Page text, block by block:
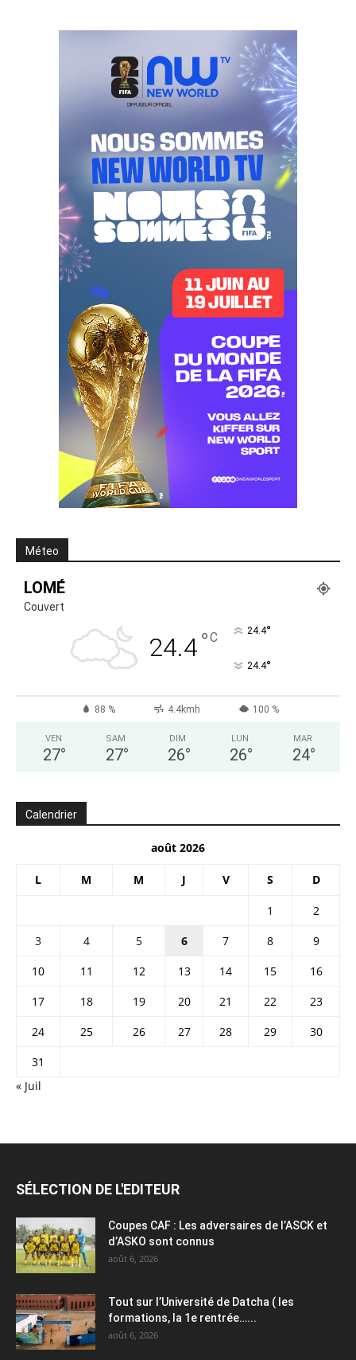
Méteo
LOMÉ
Couvert
24.4°C 24.4°
24.4°
88 % 4.4kmh 100 %
VEN
27°
SAM
27°
DIM
26°
LUN
26°
MAR
24°
Calendrier
août 2026
L M M J V S D
1
2
3
4 5 6 7 8
9
10
11 12 13 14 15
16
17
18 19 20 21 22
23
24
25 26 27 28 29
30
31
« Juil
SÉLECTION DE L'EDITEUR
Coupes CAF : Les adversaires de l’ASCK et
d’ASKO sont connus
août 6, 2026
Tout sur l’Université de Datcha ( les
formations, la 1e rentrée…...
août 6, 2026